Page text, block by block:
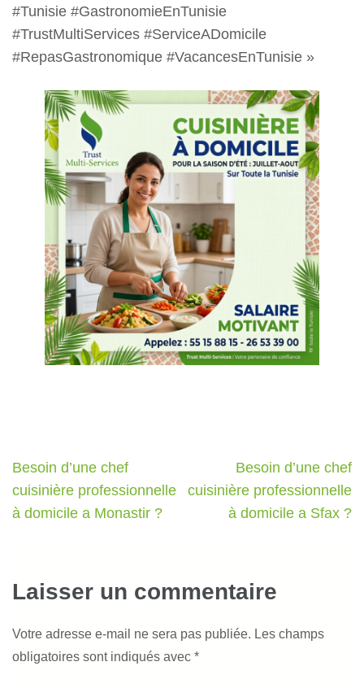
#Tunisie #GastronomieEnTunisie
#TrustMultiServices #ServiceADomicile
#RepasGastronomique #VacancesEnTunisie »
Navigation
de
l’article
Besoin d’une chef
cuisinière professionnelle
à domicile a Monastir ?
Besoin d’une chef
cuisinière professionnelle
à domicile a Sfax ?
Laisser un commentaire
Votre adresse e-mail ne sera pas publiée. Les champs
obligatoires sont indiqués avec *